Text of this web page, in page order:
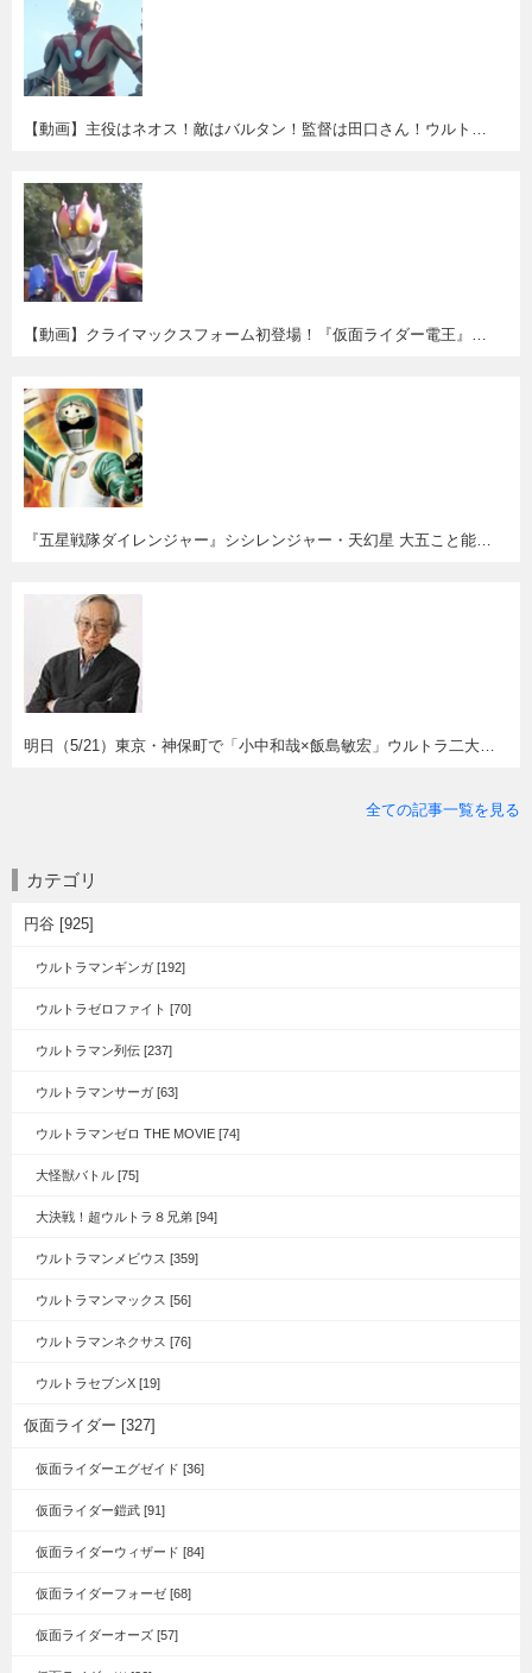
【動画】主役はネオス！敵はバルタン！監督は田口さん！ウルトラ愛あふれる台湾の新作MV"MAYDAY『Life Of Planet』"
【動画】クライマックスフォーム初登場！『仮面ライダー電王』第１話＆２８話無料配信。
『五星戦隊ダイレンジャー』シシレンジャー・天幻星 大五こと能見達也さん逝去。
明日（5/21）東京・神保町で「小中和哉×飯島敏宏」ウルトラ二大監督対談イベント！
全ての記事一覧を見る
カテゴリ
円谷 [925]
ウルトラマンギンガ [192]
ウルトラゼロファイト [70]
ウルトラマン列伝 [237]
ウルトラマンサーガ [63]
ウルトラマンゼロ THE MOVIE [74]
大怪獣バトル [75]
大決戦！超ウルトラ８兄弟 [94]
ウルトラマンメビウス [359]
ウルトラマンマックス [56]
ウルトラマンネクサス [76]
ウルトラセブンX [19]
仮面ライダー [327]
仮面ライダーエグゼイド [36]
仮面ライダー鎧武 [91]
仮面ライダーウィザード [84]
仮面ライダーフォーゼ [68]
仮面ライダーオーズ [57]